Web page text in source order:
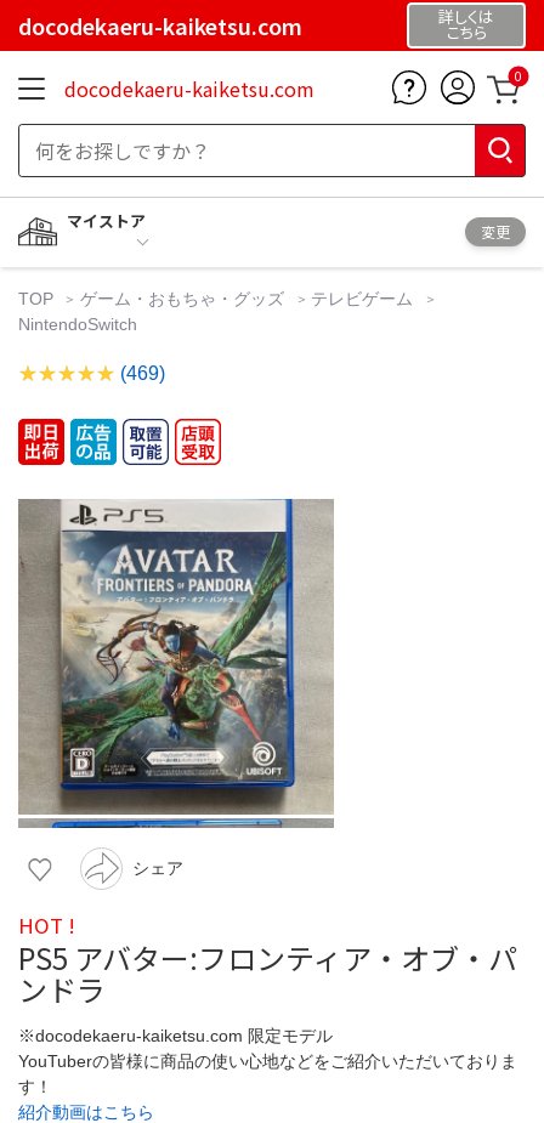
docodekaeru-kaiketsu.com 詳しくは
こちら
docodekaeru-kaiketsu.com 0
マイストア
変更
TOP ゲーム・おもちゃ・グッズ
テレビゲーム
NintendoSwitch
(469)
シェア
HOT !
PS5 アバター:フロンティア・オブ・パ
ンドラ
※docodekaeru-kaiketsu.com 限定モデル
YouTuberの皆様に商品の使い心地などをご紹介いただいておりま
す！
紹介動画はこちら